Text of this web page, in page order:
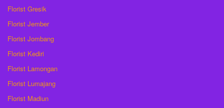
Florist Gresik
Florist Jember
Florist Jombang
Florist Kediri
Florist Lamongan
Florist Lumajang
Florist Madiun